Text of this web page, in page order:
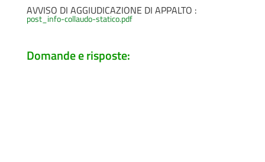
AVVISO DI AGGIUDICAZIONE DI APPALTO :
post_info-collaudo-statico.pdf
Domande e risposte: